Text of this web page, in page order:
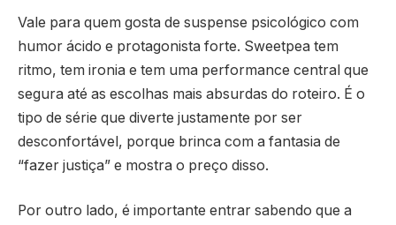
Vale para quem gosta de suspense psicológico com
humor ácido e protagonista forte. Sweetpea tem
ritmo, tem ironia e tem uma performance central que
segura até as escolhas mais absurdas do roteiro. É o
tipo de série que diverte justamente por ser
desconfortável, porque brinca com a fantasia de
“fazer justiça” e mostra o preço disso.
Por outro lado, é importante entrar sabendo que a